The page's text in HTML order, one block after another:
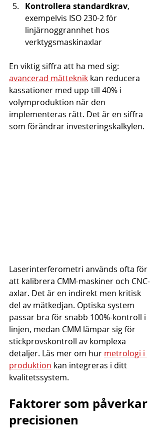
Kontrollera standardkrav,
exempelvis ISO 230-2 för
linjärnoggrannhet hos
verktygsmaskinaxlar
En viktig siffra att ha med sig:
avancerad mätteknik kan reducera
kassationer med upp till 40% i
volymproduktion när den
implementeras rätt. Det är en siffra
som förändrar investeringskalkylen.
Laserinterferometri används ofta för
att kalibrera CMM-maskiner och CNC-
axlar. Det är en indirekt men kritisk
del av mätkedjan. Optiska system
passar bra för snabb 100%-kontroll i
linjen, medan CMM lämpar sig för
stickprovskontroll av komplexa
detaljer. Läs mer om hur metrologi i
produktion kan integreras i ditt
kvalitetssystem.
Faktorer som påverkar
precisionen